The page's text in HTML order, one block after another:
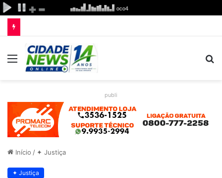
Menu
publi
Início / ✦ Justiça
✦ Justiça